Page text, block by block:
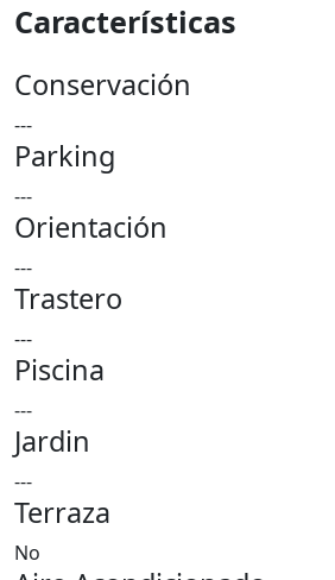
Características
Conservación
---
Parking
---
Orientación
---
Trastero
---
Piscina
---
Jardin
---
Terraza
No